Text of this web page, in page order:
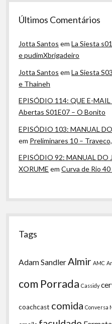
Últimos Comentários
Jotta Santos emLa Siesta
e pudimXbrigadeiro
Jotta Santos emLa Siesta
e Thaineh
EPISÓDIO 114: QUE E-MAIL
Abertas S01E07 – O Bonito
EPISÓDIO 103: MANUAL
em Preliminares 10 –
EPISÓDIO 92: MANUAL DO
XORUME emCurva de Rio
Tags
Adam Sandler Almir AMC
com Porrada Cassidy
coachcast comida Conversa